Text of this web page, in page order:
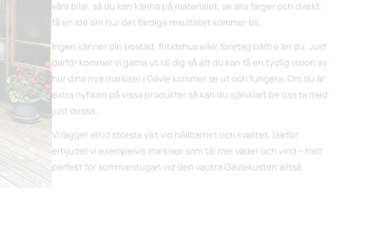
våra bilar, så du kan känna på materialet, se alla färger och direkt
få en idé om hur det färdiga resultatet kommer bli.
Ingen känner din bostad, fritidshus eller företag bättre än du. Just
därför kommer vi gärna ut till dig så att du kan få en tydlig vision av
hur dina nya markiser i Gävle kommer se ut och fungera. Om du är
extra nyfiken på vissa produkter så kan du självklart be oss ta med
just dessa.
Vi lägger alltid största vikt vid hållbarhet och kvalitet. Därför
erbjuder vi exempelvis markiser som tål mer väder och vind – helt
perfekt för sommarstugan vid den vackra Gävlekusten alltså.